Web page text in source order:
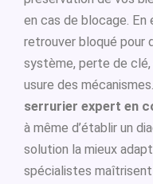
en cas de blocage.
retrouver bloqué pour
système, perte de clé,
usure des
serrurier expert en
à même d’établir un
solution la mieux
spécialistes maîtrisent